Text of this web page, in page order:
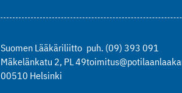
Suomen Lääkäriliitto
Mäkelänkatu 2, PL 49
00510 Helsinki
puh. (09) 393 091